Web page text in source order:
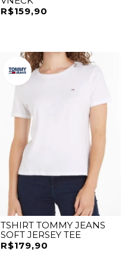
R$159,90
TSHIRT TOMMY JEANS
SOFT JERSEY TEE
R$179,90